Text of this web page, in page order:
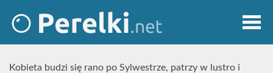
Kobieta budzi się rano po Sylwestrze, patrzy w lustro i